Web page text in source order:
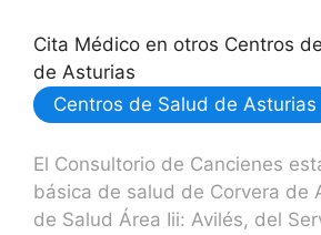
Cita Médico en otros Centros
de Asturias
Centros de Salud de Asturias
El Consultorio de Cancienes
básica de salud de Corvera de
de Salud Área Iii: Avilés, del